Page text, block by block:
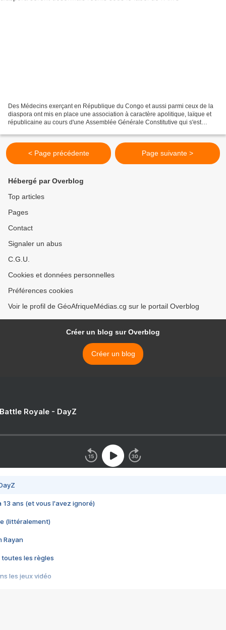
Des Médecins exerçant en République du Congo et aussi parmi ceux de la
diaspora ont mis en place une association à caractère apolitique, laïque et
républicaine au cours d'une Assemblée Générale Constitutive qui s'est
< Page précédente Page suivante >
Hébergé par Overblog
Top articles
Pages
Contact
Signaler un abus
C.G.U.
Cookies et données personnelles
Préférences cookies
Voir le profil de GéoAfriqueMédias.cg sur le portail Overblog
Créer un blog sur Overblog
Créer un blog
Royale - DayZ
13 ans (et vous l'avez ignoré)
(littéralement)
Rayan
toutes les règles
les jeux vidéo